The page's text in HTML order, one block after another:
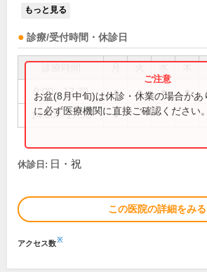
もっと見る
診療/受付時間・休診日
9:00～12:30 ● ● ● ●
14:00～17:30 ●
お盆(8月中旬)は休診・休業の場合があ
に必ず医療機関に直接ご確認ください。
休診日: 日・祝
この医院の詳細をみる
アクセス数※